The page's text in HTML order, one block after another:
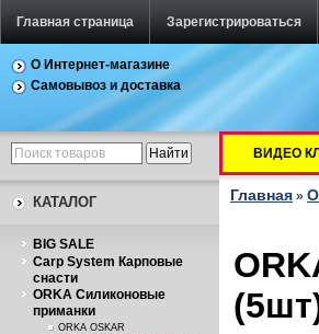
Главная страница Зарегистрироваться
О Интернет-магазине
Самовывоз и доставка
КАТАЛОГ
BIG SALE
Carp System Карповые
снасти
ORKA Силиконовые
приманки
ORKA OSKAR
ВИДЕО
Главная »